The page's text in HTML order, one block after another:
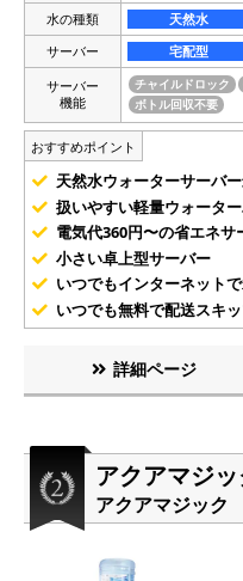
水の種類 天然水
サーバー
宅配型
サーバー
機能
チャイルドロック
ボトル回収不要
おすすめポイント
天然水ウォーターサーバ
扱いやすい軽量ウォータ
電気代360円〜の省エネサ
小さい卓上型サーバー
いつでもインターネット
いつでも無料で配送スキ
詳細ページ
アクアマジ
アクアマジック